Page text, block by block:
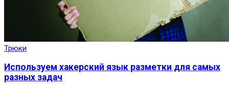
Трюки
Используем хакерский язык разметки для самых
разных задач